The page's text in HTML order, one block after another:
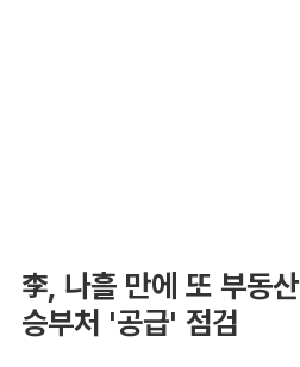
李, 나흘 만에 또 부동
승부처 '공급' 점검